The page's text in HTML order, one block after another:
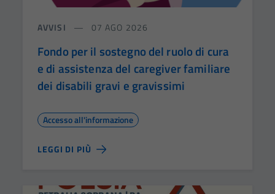
AVVISI 07 AGO 2026
Fondo per il sostegno del ruolo di cura
e di assistenza del caregiver familiare
dei disabili gravi e gravissimi
Accesso all'informazione
LEGGI DI PIÙ